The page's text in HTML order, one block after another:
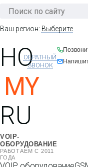
Ваш регион: Выберите
HO
MY
RU
VOIP-
ОБОРУДОВАНИЕ
РАБОТАЕМ С 2011
ГОДА
ОБРАТНЫЙ
ЗВОНОК